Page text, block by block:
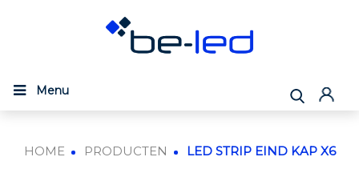
Menu
HOME PRODUCTEN LED STRIP EIND KAP X6